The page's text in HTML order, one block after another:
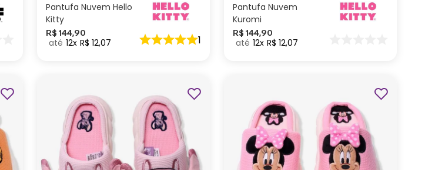
Pantufa Nuvem Hello
Kitty
R$ 144,90
12 R$ 12,07 1
Pantufa Nuvem
Kuromi
R$ 144,90
12 R$ 12,07